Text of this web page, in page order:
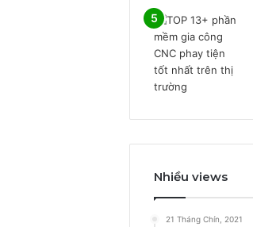
Nhiều views
21 Tháng Chín, 2021